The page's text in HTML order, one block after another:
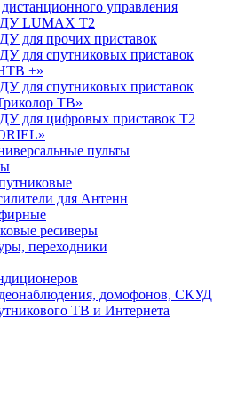
управления
LUMAX Т2
для прочих приставок
для спутниковых приставок
+»
для спутниковых приставок
ТВ»
для цифровых приставок Т2
пульты
для Антенн
ресиверы
переходники
домофонов, СКУД
ТВ и Интернета